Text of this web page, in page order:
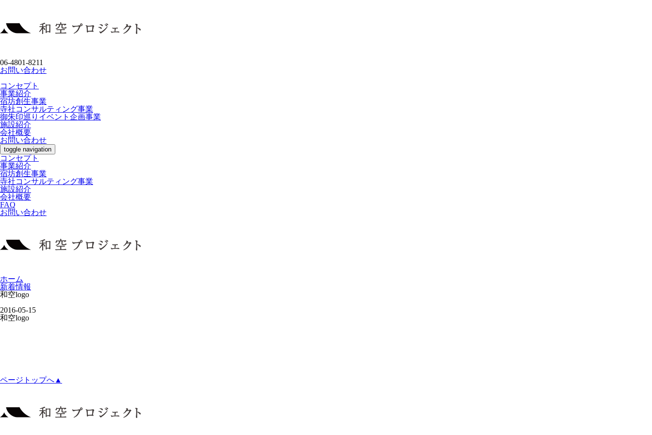
06-4801-8211
お問い合わせ
コンセプト
事業紹介
宿坊創生事業
寺社コンサルティング事業
御朱印巡りイベント企画事業
施設紹介
会社概要
お問い合わせ
toggle navigation
コンセプト
事業紹介
宿坊創生事業
寺社コンサルティング事業
施設紹介
会社概要
FAQ
お問い合わせ
ホーム
新着情報
和空logo
2016-05-15
和空logo
ページトップへ▲